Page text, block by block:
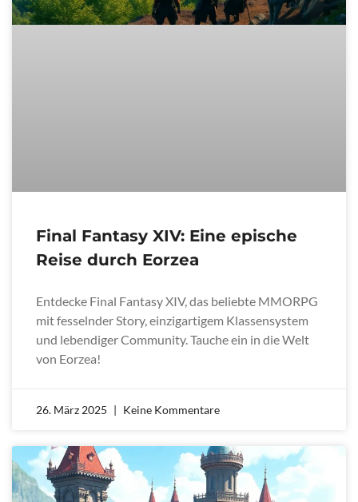
Final Fantasy XIV: Eine epische
Reise durch Eorzea
Entdecke Final Fantasy XIV, das beliebte MMORPG
mit fesselnder Story, einzigartigem Klassensystem
und lebendiger Community. Tauche ein in die Welt
von Eorzea!
26. März 2025 Keine Kommentare